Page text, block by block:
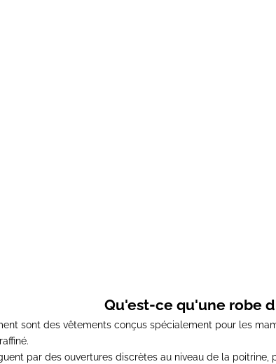
Qu'est-ce qu'une robe
sont des vêtements conçus spécialement pour les
par des ouvertures discrètes au niveau de la